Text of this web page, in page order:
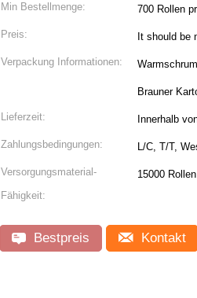
Min Bestellmenge: 700 Rollen
Preis: It should be
Verpackung Informationen:
Brauner
Lieferzeit: Innerhalb
Zahlungsbedingungen: L/C, T/T,
Versorgungsmaterial-
Fähigkeit:
15000
Bestpreis Kontakt